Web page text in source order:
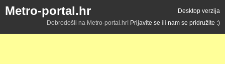
Metro-portal.hr
Desktop verzija
Dobrodošli na Metro-portal.hr! Prijavite se ili nam se pridružite :)